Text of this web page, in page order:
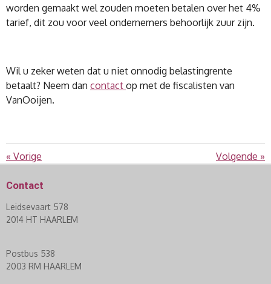
worden gemaakt wel zouden moeten betalen over het 4%
tarief, dit zou voor veel ondernemers behoorlijk zuur zijn.
Wil u zeker weten dat u niet onnodig belastingrente
betaalt? Neem dan contact op met de fiscalisten van
VanOoijen.
« Vorige Volgende »
Contact
Leidsevaart 578
2014 HT HAARLEM
Postbus 538
2003 RM HAARLEM